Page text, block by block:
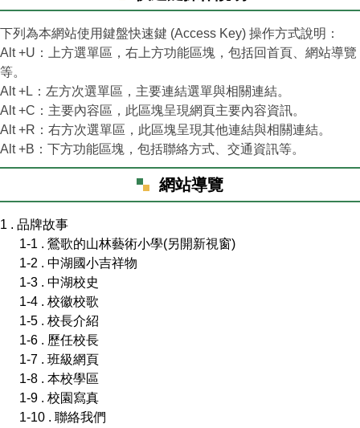
中湖影音
下列為本網站使用鍵盤快速鍵 (Access Key) 操作方式說明：
Alt +U：上方選單區，右上方功能區塊，包括回首頁、網站導覽
等。
Alt +L：左方次選單區，主要連結選單與相關連結。
Alt +C：主要內容區，此區塊呈現網頁主要內容資訊。
Alt +R：右方次選單區，此區塊呈現其他連結與相關連結。
Alt +B：下方功能區塊，包括聯絡方式、交通資訊等。
網站導覽
1 . 品牌故事
1-1 . 鶯歌的山林藝術小學(另開新視窗)
1-2 . 中湖國小吉祥物
1-3 . 中湖校史
1-4 . 校徽校歌
1-5 . 校長介紹
1-6 . 歷任校長
1-7 . 班級網頁
1-8 . 本校學區
1-9 . 校園寫真
1-10 . 聯絡我們